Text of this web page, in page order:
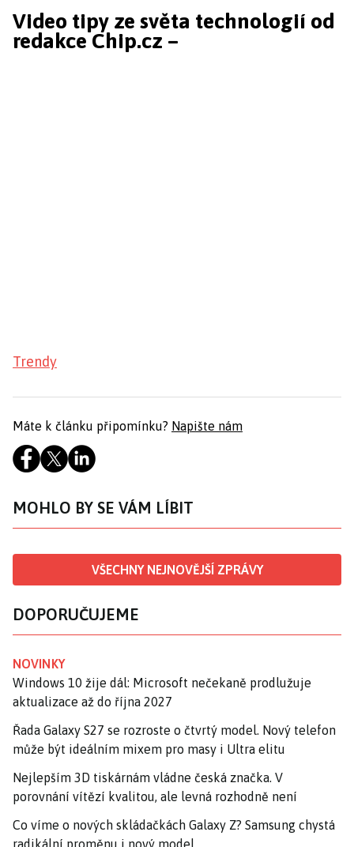
Video tipy ze světa technologií od
redakce Chip.cz –
Trendy
Máte k článku připomínku? Napište nám
MOHLO BY SE VÁM LÍBIT
VŠECHNY NEJNOVĚJŠÍ ZPRÁVY
DOPORUČUJEME
NOVINKY
Windows 10 žije dál: Microsoft nečekaně prodlužuje
aktualizace až do října 2027
Řada Galaxy S27 se rozroste o čtvrtý model. Nový telefon
může být ideálním mixem pro masy i Ultra elitu
Nejlepším 3D tiskárnám vládne česká značka. V
porovnání vítězí kvalitou, ale levná rozhodně není
Co víme o nových skládačkách Galaxy Z? Samsung chystá
radikální proměnu i nový model